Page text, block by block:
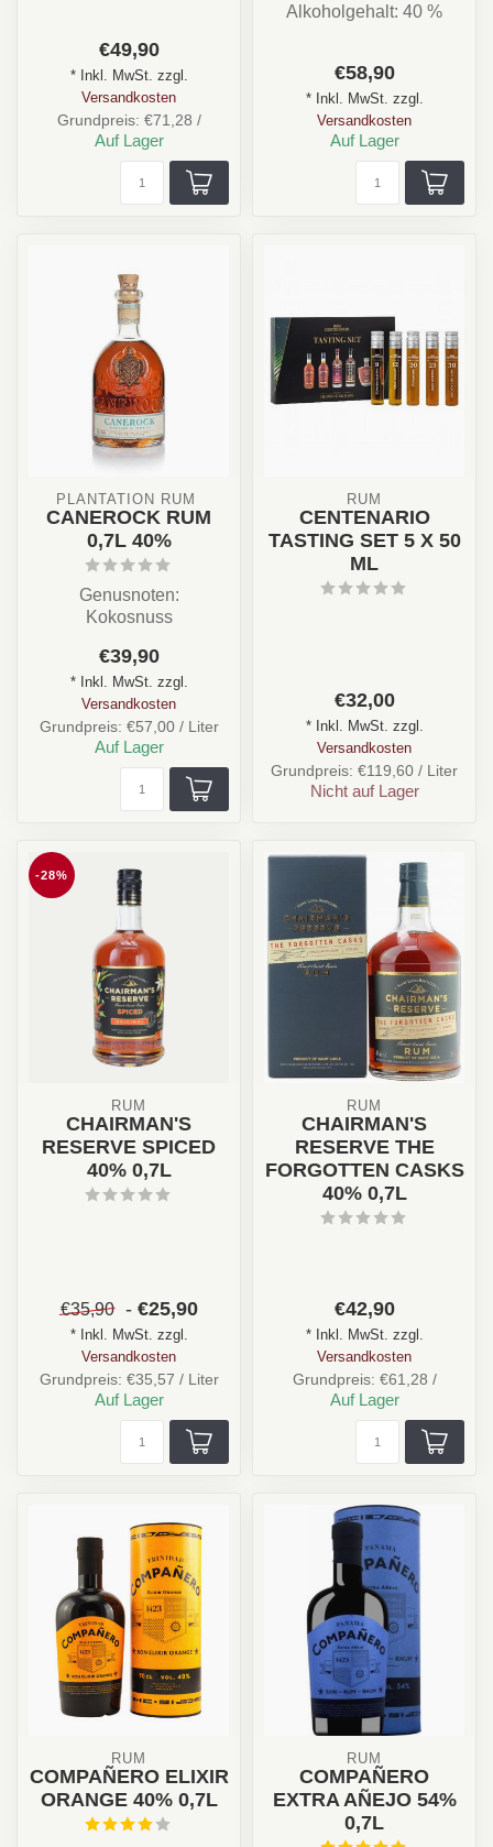
€49,90
* Inkl. MwSt. zzgl.
Versandkosten
Grundpreis: €71,28 /
Auf Lager
Alkoholgehalt: 40 %
€58,90
* Inkl. MwSt. zzgl.
Versandkosten
Auf Lager
PLANTATION RUM
CANEROCK RUM
0,7L 40%
Genusnoten:
Kokosnuss
Gewürze
€39,90
* Inkl. MwSt. zzgl.
Versandkosten
Grundpreis: €57,00 / Liter
Auf Lager
RUM
CENTENARIO
TASTING SET 5 X 50
ML
€32,00
* Inkl. MwSt. zzgl.
Versandkosten
Grundpreis: €119,60 / Liter
Nicht auf Lager
-28%
RUM
CHAIRMAN'S
RESERVE SPICED
40% 0,7L
€35,90 - €25,90
* Inkl. MwSt. zzgl.
Versandkosten
Grundpreis: €35,57 / Liter
Auf Lager
RUM
CHAIRMAN'S
RESERVE THE
FORGOTTEN CASKS
40% 0,7L
€42,90
* Inkl. MwSt. zzgl.
Versandkosten
Grundpreis: €61,28 /
Auf Lager
RUM
COMPAÑERO ELIXIR
ORANGE 40% 0,7L
RUM
COMPAÑERO
EXTRA AÑEJO 54%
0,7L